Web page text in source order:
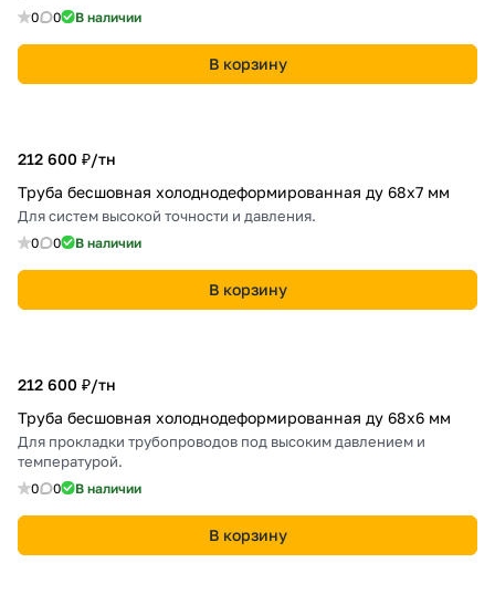
0 0 В наличии
В корзину
212 600 ₽/тн
Труба бесшовная холоднодеформированная ду 68х7 мм
Для систем высокой точности и давления.
0 0 В наличии
В корзину
212 600 ₽/тн
Труба бесшовная холоднодеформированная ду 68х6 мм
Для прокладки трубопроводов под высоким давлением и
температурой.
0 0 В наличии
В корзину